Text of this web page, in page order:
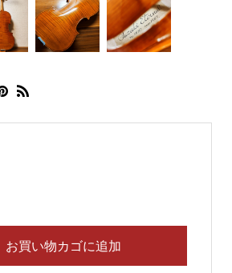
お買い物カゴに追加